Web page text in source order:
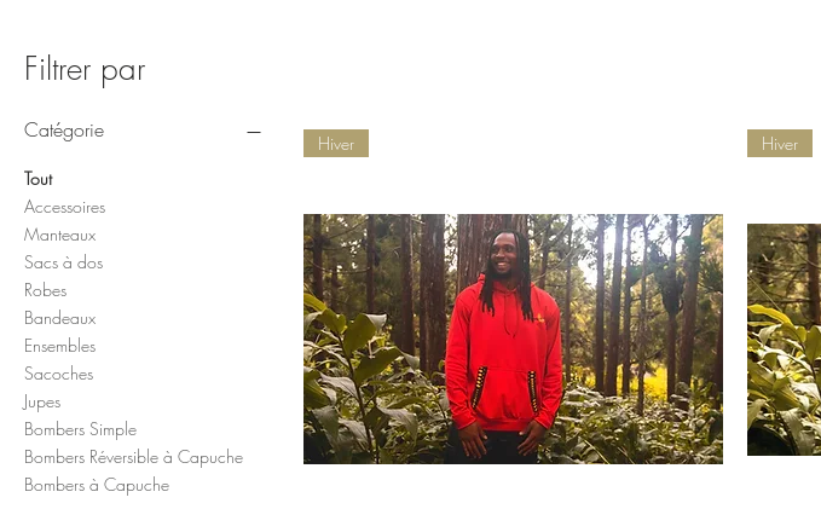
vidéo et pour vos sourires.
Filtrer par
Catégorie
Tout
Accessoires
Manteaux
Sacs à dos
Robes
Bandeaux
Ensembles
Sacoches
Jupes
Bombers Simple
Bombers Réversible à Capuche
Bombers à Capuche
Hiver Hiver